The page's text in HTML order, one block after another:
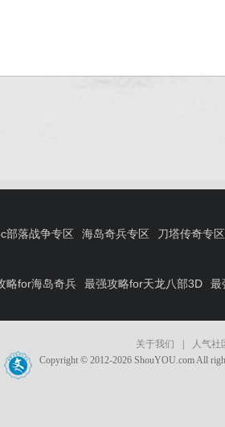
部落战争专区 海岛奇兵专区 刀塔传奇专区
略for海岛奇兵 最强攻略for天龙八部3D
最
关于我们
人气社
Copyright © 2012-2026 ShouYOU.com All